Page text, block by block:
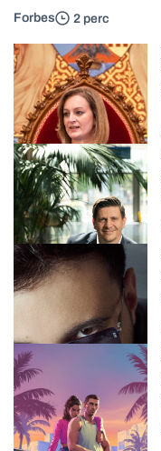
Forbes 2 perc
Politika
TÁMOGATÓI
Forbes-sztori